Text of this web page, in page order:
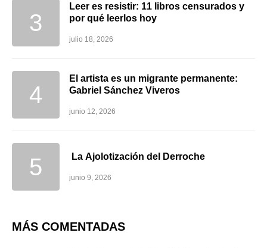
Leer es resistir: 11 libros censurados y
por qué leerlos hoy
julio 18, 2026
El artista es un migrante permanente:
Gabriel Sánchez Viveros
junio 12, 2026
La Ajolotización del Derroche
junio 9, 2026
MÁS COMENTADAS